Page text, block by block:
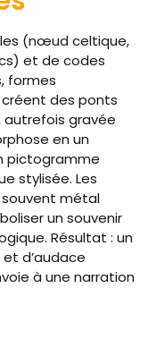
(nœud celtique,
et de codes
formes
des ponts
autrefois gravée
en un
pictogramme
stylisée. Les
souvent métal
un souvenir
Résultat : un
d’audace
à une narration